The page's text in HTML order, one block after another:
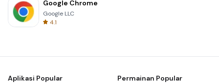
Google Chrome
Google LLC
4.1
Aplikasi Popular Permainan Popular